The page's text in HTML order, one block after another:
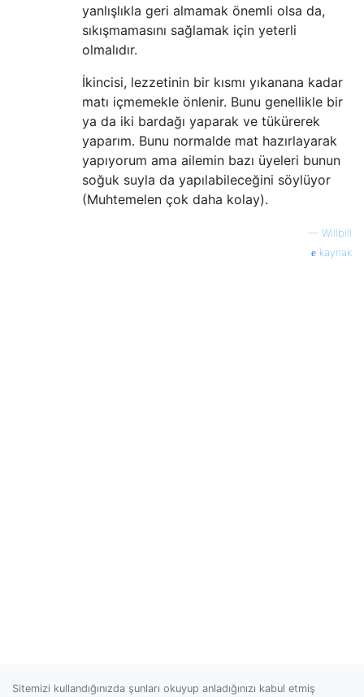
yanlışlıkla geri almamak önemli olsa da,
sıkışmamasını sağlamak için yeterli
olmalıdır.
İkincisi, lezzetinin bir kısmı yıkanana kadar
matı içmemekle önlenir. Bunu genellikle bir
ya da iki bardağı yaparak ve tükürerek
yaparım. Bunu normalde mat hazırlayarak
yapıyorum ama ailemin bazı üyeleri bunun
soğuk suyla da yapılabileceğini söylüyor
(Muhtemelen çok daha kolay).
— Willbill
kaynak
Sitemizi kullandığınızda şunları okuyup anladığınızı kabul etmiş